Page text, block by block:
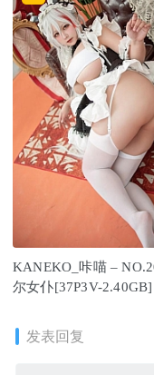
KANEKO_咔喵 –
尔女仆[37P3V-2.40GB]
发表回复